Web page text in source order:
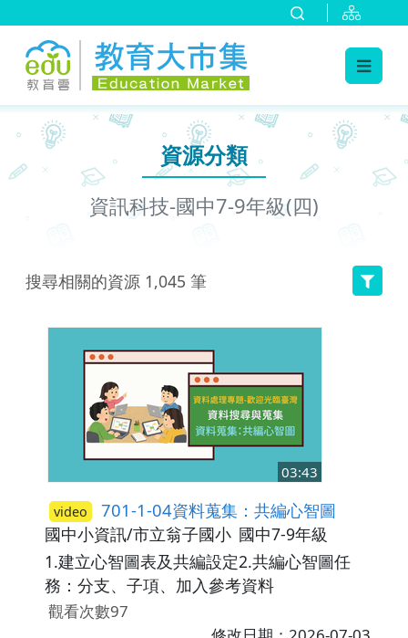
資源分類
資訊科技-國中7-9年級(四)
搜尋相關的資源 1,045 筆
03:43
video 701-1-04資料蒐集：共編心智圖
國中小資訊/市立翁子國小 國中7-9年級
1.建立心智圖表及共編設定2.共編心智圖任
務：分支、子項、加入參考資料
觀看次數97